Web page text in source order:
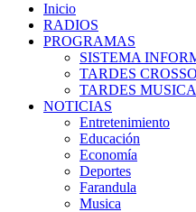
Inicio
RADIOS
PROGRAMAS
SISTEMA
TARDES
TARDES
NOTICIAS
Entretenimiento
Educación
Economía
Deportes
Farandula
Musica